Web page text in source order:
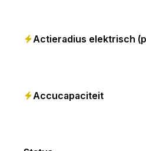
Actieradius elektrisch
Accucapaciteit